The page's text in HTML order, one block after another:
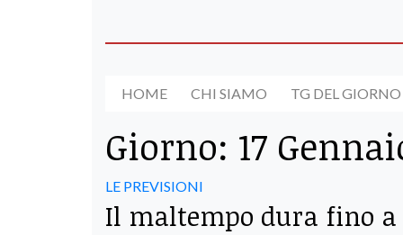
HOME CHI SIAMO TG DEL GIORNO
Giorno: 17
LE PREVISIONI
Il maltempo dura fino